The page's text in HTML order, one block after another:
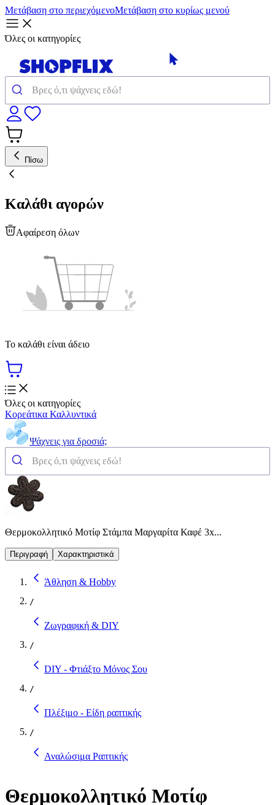
Μετάβαση στο περιεχόμενοΜετάβαση στο κυρίως μενού
Όλες οι κατηγορίες
Πίσω
Καλάθι αγορών
Αφαίρεση όλων
Το καλάθι είναι άδειο
Όλες οι κατηγορίες
Κορεάτικα Καλλυντικά
Ψάχνεις για δροσιά;
Θερμοκολλητικό Μοτίφ Στάμπα Μαργαρίτα Καφέ 3x...
Περιγραφή Χαρακτηριστικά
Άθληση & Hobby
/
Ζωγραφική & DIY
/
DIY - Φτιάξτο Μόνος Σου
/
Πλέξιμο - Είδη ραπτικής
/
Αναλώσιμα Ραπτικής
Θερμοκολλητικό Μοτίφ